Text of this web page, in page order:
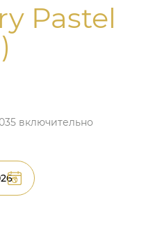
Pastel
включительно